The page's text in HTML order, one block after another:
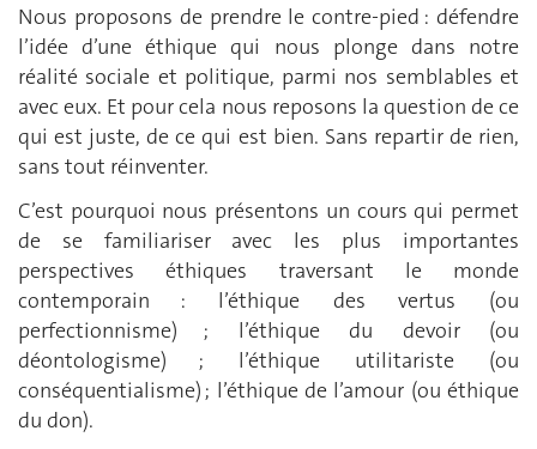
Nous proposons de prendre le contre-pied : défendre
l’idée d’une éthique qui nous plonge dans notre
réalité sociale et politique, parmi nos semblables et
avec eux. Et pour cela nous reposons la question de ce
qui est juste, de ce qui est bien. Sans repartir de rien,
sans tout réinventer.
C’est pourquoi nous présentons un cours qui permet
de se familiariser avec les plus importantes
perspectives éthiques traversant le monde
contemporain : l’éthique des vertus (ou
perfectionnisme) ; l’éthique du devoir (ou
déontologisme) ; l’éthique utilitariste (ou
conséquentialisme) ; l’éthique de l’amour (ou éthique
du don).